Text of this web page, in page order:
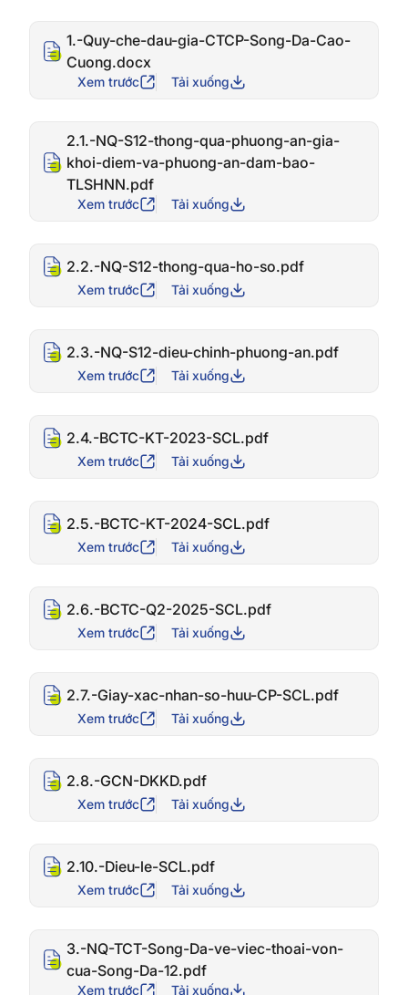
1.-Quy-che-dau-gia-CTCP-Song-Da-Cao-
Cuong.docx
Xem trước Tải xuống
2.1.-NQ-S12-thong-qua-phuong-an-gia-
khoi-diem-va-phuong-an-dam-bao-
TLSHNN.pdf
Xem trước Tải xuống
2.2.-NQ-S12-thong-qua-ho-so.pdf
Xem trước Tải xuống
2.3.-NQ-S12-dieu-chinh-phuong-an.pdf
Xem trước Tải xuống
2.4.-BCTC-KT-2023-SCL.pdf
Xem trước Tải xuống
2.5.-BCTC-KT-2024-SCL.pdf
Xem trước Tải xuống
2.6.-BCTC-Q2-2025-SCL.pdf
Xem trước Tải xuống
2.7.-Giay-xac-nhan-so-huu-CP-SCL.pdf
Xem trước Tải xuống
2.8.-GCN-DKKD.pdf
Xem trước Tải xuống
2.10.-Dieu-le-SCL.pdf
Xem trước Tải xuống
3.-NQ-TCT-Song-Da-ve-viec-thoai-von-
cua-Song-Da-12.pdf
Xem trước Tải xuống